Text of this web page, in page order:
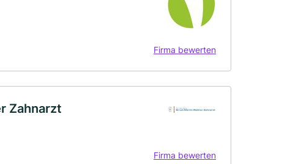
Firma bewerten
Zahnarzt
Firma bewerten